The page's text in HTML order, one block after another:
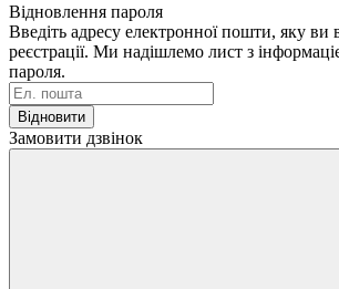
Відновлення пароля
Введіть адресу електронної пошти, яку ви
реєстрації. Ми надішлемо лист з
пароля.
Відновити
Замовити дзвінок